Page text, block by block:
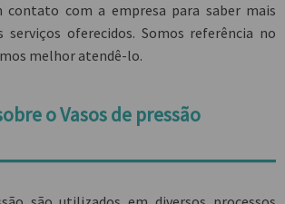
contato com a empresa para saber mais
serviços oferecidos. Somos referência no
melhor atendê-lo.